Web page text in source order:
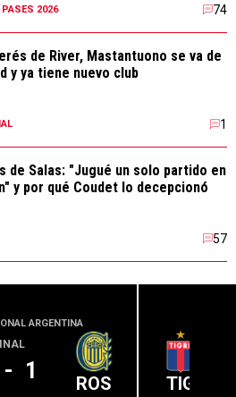
PASES 2026 74
de River, Mastantuono se va de
y ya tiene nuevo club
1
de Salas: "Jugué un solo partido en
y por qué Coudet lo decepcionó
57
ARGENTINA
- 1 ROS TIG